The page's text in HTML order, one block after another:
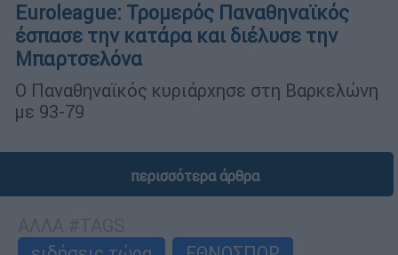
Euroleague: Τρομερός Παναθηναϊκός
έσπασε την κατάρα και διέλυσε την
Μπαρτσελόνα
Ο Παναθηναϊκός κυριάρχησε στη Βαρκελώνη
με 93-79
περισσότερα άρθρα